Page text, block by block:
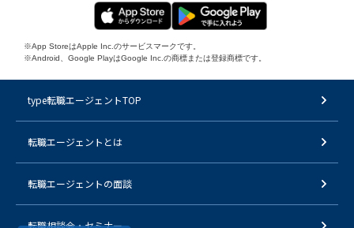
※App StoreはApple Inc.のサービスマークです。
※Android、Google PlayはGoogle Inc.の商標または登録商標です。
type転職エージェントTOP
転職エージェントとは
転職エージェントの面談
転職相談会・セミナー